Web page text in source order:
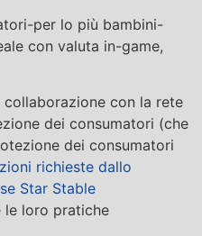
per lo più bambini-
con valuta in-game,
collaborazione con la rete
dei consumatori (che
dei consumatori
richieste dallo
Star Stable
le loro pratiche